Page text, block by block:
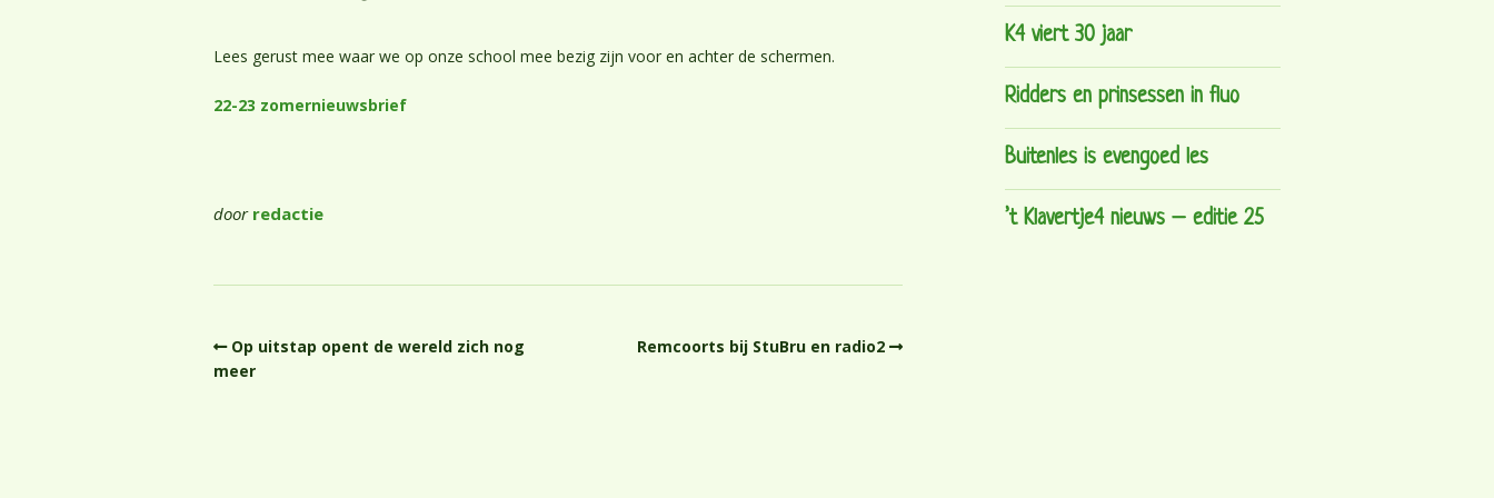
Lees gerust mee waar we op onze school mee bezig zijn voor en achter de schermen.
22-23 zomernieuwsbrief
door redactie
Op uitstap opent de wereld zich nog
meer
Remcoorts bij StuBru en radio2
K4 viert 30 jaar
Ridders en prinsessen in fluo
Buitenles is evengoed les
’t Klavertje4 nieuws – editie 25